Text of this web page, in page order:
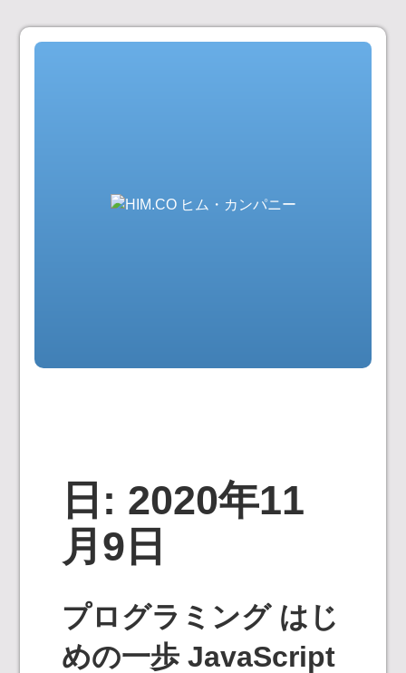
コ
日: 2020年11
月9日
プログラミング はじ
めの一歩 JavaScript